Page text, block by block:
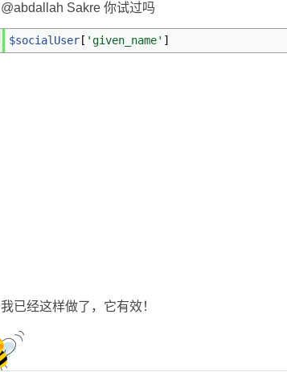
@abdallah Sakre 你试过吗
$socialUser [ 'given_name' ]
我已经这样做了，它有效！